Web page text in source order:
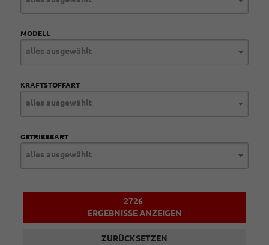
MODELL
alles ausgewählt
KRAFTSTOFFART
alles ausgewählt
GETRIEBEART
alles ausgewählt
2726
ERGEBNISSE ANZEIGEN
ZURÜCKSETZEN